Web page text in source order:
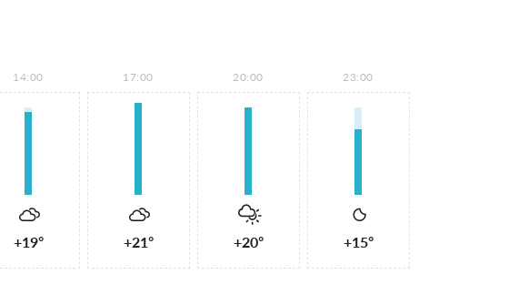
14:00
+19°
17:00
+21°
20:00
+20°
23:00
+15°